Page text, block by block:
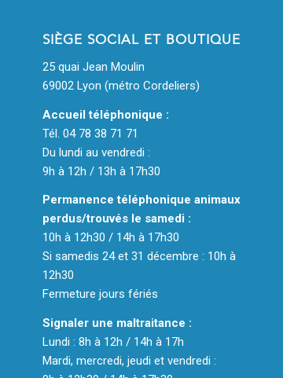
SIÈGE SOCIAL ET BOUTIQUE
25 quai Jean Moulin
69002 Lyon (métro Cordeliers)
Accueil téléphonique :
Tél. 04 78 38 71 71
Du lundi au vendredi :
9h à 12h / 13h à 17h30
Permanence téléphonique animaux
perdus/trouvés le samedi :
10h à 12h30 / 14h à 17h30
Si samedis 24 et 31 décembre : 10h à
12h30
Fermeture jours fériés
Signaler une maltraitance :
Lundi : 8h à 12h / 14h à 17h
Mardi, mercredi, jeudi et vendredi :